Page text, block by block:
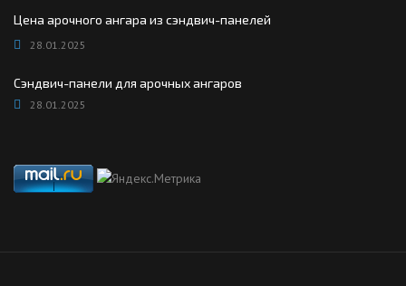
Цена арочного ангара из сэндвич-панелей
28.01.2025
Сэндвич-панели для арочных ангаров
28.01.2025